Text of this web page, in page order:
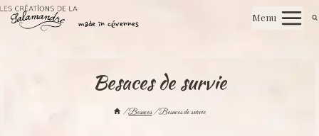
Aller
au
made in cévennes
Menu
Besaces de survie
/Besaces/Besaces de survie